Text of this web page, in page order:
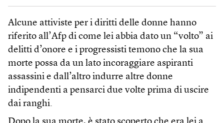
Alcune attiviste per i diritti delle donne hanno
riferito all’Afp di come lei abbia dato un “volto” ai
delitti d’onore e i progressisti temono che la sua
morte possa da un lato incoraggiare aspiranti
assassini e dall’altro indurre altre donne
indipendenti a pensarci due volte prima di uscire
dai ranghi.